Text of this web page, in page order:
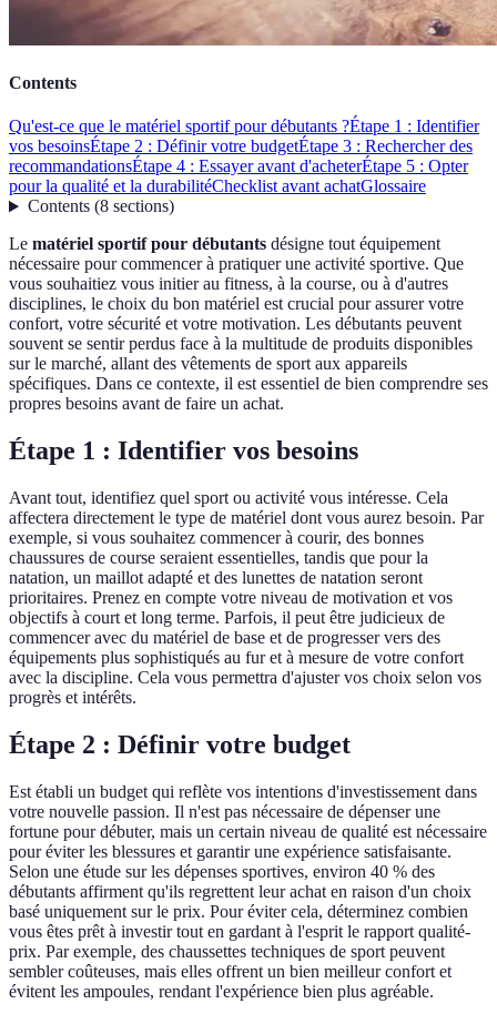
Contents
Qu'est-ce que le matériel sportif pour débutants ?Étape 1 : Identifier
vos besoinsÉtape 2 : Définir votre budgetÉtape 3 : Rechercher des
recommandationsÉtape 4 : Essayer avant d'acheterÉtape 5 : Opter
pour la qualité et la durabilitéChecklist avant achatGlossaire
Contents(8 sections)
Le matériel sportif pour débutants désigne tout équipement
nécessaire pour commencer à pratiquer une activité sportive. Que
vous souhaitiez vous initier au fitness, à la course, ou à d'autres
disciplines, le choix du bon matériel est crucial pour assurer votre
confort, votre sécurité et votre motivation. Les débutants peuvent
souvent se sentir perdus face à la multitude de produits disponibles
sur le marché, allant des vêtements de sport aux appareils
spécifiques. Dans ce contexte, il est essentiel de bien comprendre ses
propres besoins avant de faire un achat.
Étape 1 : Identifier vos besoins
Avant tout, identifiez quel sport ou activité vous intéresse. Cela
affectera directement le type de matériel dont vous aurez besoin. Par
exemple, si vous souhaitez commencer à courir, des bonnes
chaussures de course seraient essentielles, tandis que pour la
natation, un maillot adapté et des lunettes de natation seront
prioritaires. Prenez en compte votre niveau de motivation et vos
objectifs à court et long terme. Parfois, il peut être judicieux de
commencer avec du matériel de base et de progresser vers des
équipements plus sophistiqués au fur et à mesure de votre confort
avec la discipline. Cela vous permettra d'ajuster vos choix selon vos
progrès et intérêts.
Étape 2 : Définir votre budget
Est établi un budget qui reflète vos intentions d'investissement dans
votre nouvelle passion. Il n'est pas nécessaire de dépenser une
fortune pour débuter, mais un certain niveau de qualité est nécessaire
pour éviter les blessures et garantir une expérience satisfaisante.
Selon une étude sur les dépenses sportives, environ 40 % des
débutants affirment qu'ils regrettent leur achat en raison d'un choix
basé uniquement sur le prix. Pour éviter cela, déterminez combien
vous êtes prêt à investir tout en gardant à l'esprit le rapport qualité-
prix. Par exemple, des chaussettes techniques de sport peuvent
sembler coûteuses, mais elles offrent un bien meilleur confort et
évitent les ampoules, rendant l'expérience bien plus agréable.